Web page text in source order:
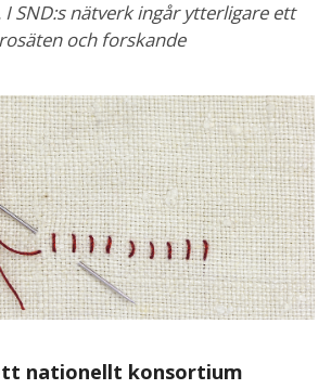
SND:s nätverk ingår ytterligare ett
och forskande
nationellt konsortium